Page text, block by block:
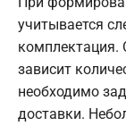
учитывается
комплектация.
зависит
необходимо
доставки.